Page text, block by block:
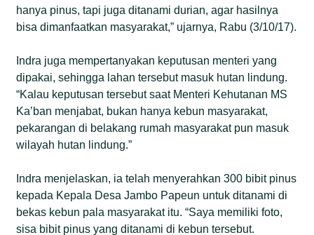
hanya pinus, tapi juga ditanami durian, agar hasilnya
bisa dimanfaatkan masyarakat,” ujarnya, Rabu (3/10/17).
Indra juga mempertanyakan keputusan menteri yang
dipakai, sehingga lahan tersebut masuk hutan lindung.
“Kalau keputusan tersebut saat Menteri Kehutanan MS
Ka’ban menjabat, bukan hanya kebun masyarakat,
pekarangan di belakang rumah masyarakat pun masuk
wilayah hutan lindung.”
Indra menjelaskan, ia telah menyerahkan 300 bibit pinus
kepada Kepala Desa Jambo Papeun untuk ditanami di
bekas kebun pala masyarakat itu. “Saya memiliki foto,
sisa bibit pinus yang ditanami di kebun tersebut.